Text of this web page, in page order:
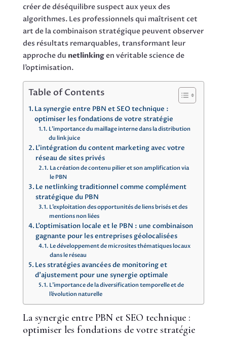
créer de déséquilibre suspect aux yeux des
algorithmes. Les professionnels qui maîtrisent cet
art de la combinaison stratégique peuvent observer
des résultats remarquables, transformant leur
approche du netlinkingen véritable science de
l’optimisation.
Table of Contents
La synergie entre PBN et SEO technique :
optimiser les fondations de votre stratégie
L’importance du maillage interne dans la distribution
du link juice
L’intégration du content marketing avec votre
réseau de sites privés
La création de contenu pilier et son amplification via
le PBN
Le netlinking traditionnel comme complément
stratégique du PBN
L’exploitation des opportunités de liens brisés et des
mentions non liées
L’optimisation locale et le PBN : une combinaison
gagnante pour les entreprises géolocalisées
Le développement de microsites thématiques locaux
dans le réseau
Les stratégies avancées de monitoring et
d’ajustement pour une synergie optimale
L’importance de la diversification temporelle et de
l’évolution naturelle
La synergie entre PBN et SEO technique :
optimiser les fondations de votre stratégie